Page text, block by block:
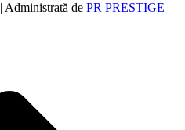
| Administrată de PR PRESTIGE